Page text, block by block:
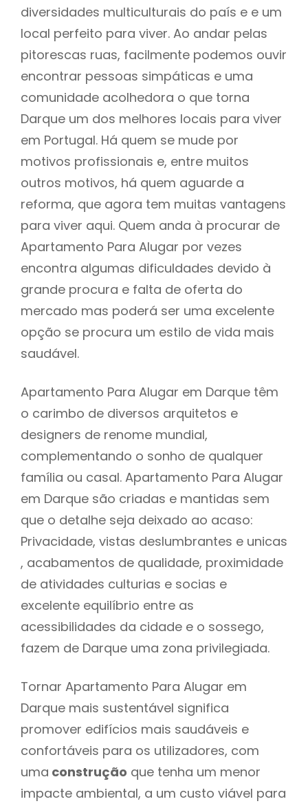
diversidades multiculturais do país e e um
local perfeito para viver. Ao andar pelas
pitorescas ruas, facilmente podemos ouvir
encontrar pessoas simpáticas e uma
comunidade acolhedora o que torna
Darque um dos melhores locais para viver
em Portugal. Há quem se mude por
motivos profissionais e, entre muitos
outros motivos, há quem aguarde a
reforma, que agora tem muitas vantagens
para viver aqui. Quem anda à procurar de
Apartamento Para Alugar por vezes
encontra algumas dificuldades devido à
grande procura e falta de oferta do
mercado mas poderá ser uma excelente
opção se procura um estilo de vida mais
saudável.
Apartamento Para Alugar em Darque têm
o carimbo de diversos arquitetos e
designers de renome mundial,
complementando o sonho de qualquer
família ou casal. Apartamento Para Alugar
em Darque são criadas e mantidas sem
que o detalhe seja deixado ao acaso:
Privacidade, vistas deslumbrantes e unicas
, acabamentos de qualidade, proximidade
de atividades culturias e socias e
excelente equilíbrio entre as
acessibilidades da cidade e o sossego,
fazem de Darque uma zona privilegiada.
Tornar Apartamento Para Alugar em
Darque mais sustentável significa
promover edifícios mais saudáveis e
confortáveis para os utilizadores, com
uma construção que tenha um menor
impacte ambiental, a um custo viável para